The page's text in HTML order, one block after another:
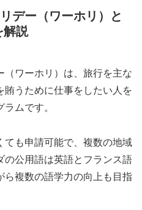
デー（ワーホリ）と
解説
（ワーホリ）は、旅行を主な
賄うために仕事をしたい人を
ムです。
ても申請可能で、複数の地域
の公用語は英語とフランス語
複数の語学力の向上も目指